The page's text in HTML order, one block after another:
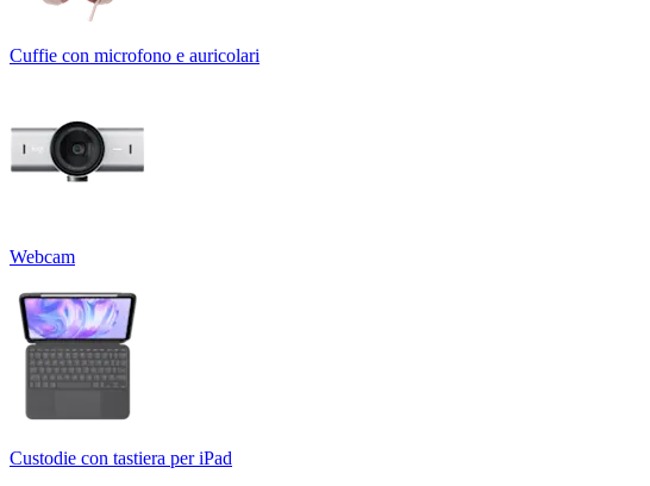
Cuffie con microfono e auricolari
Webcam
Custodie con tastiera per iPad